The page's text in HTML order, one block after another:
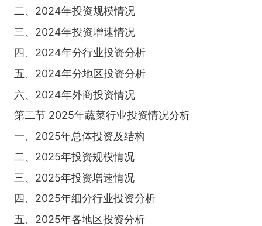
二、2024年投资规模情况
三、2024年投资增速情况
四、2024年分行业投资分析
五、2024年分地区投资分析
六、2024年外商投资情况
第二节 2025年蔬菜行业投资情况分析
一、2025年总体投资及结构
二、2025年投资规模情况
三、2025年投资增速情况
四、2025年细分行业投资分析
五、2025年各地区投资分析